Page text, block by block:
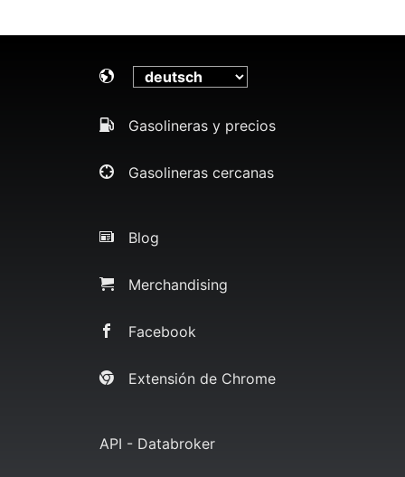
Gasolineras y precios
Gasolineras cercanas
Blog
Merchandising
Facebook
Extensión de Chrome
API - Databroker